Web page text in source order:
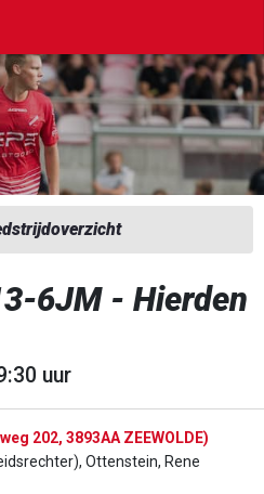
6JM - Hierden
uur
202, 3893AA ZEEWOLDE)
Ottenstein, Rene